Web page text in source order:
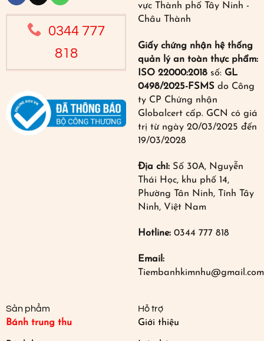
0344 777
818
vực Thành phố Tây Ninh -
Châu Thành
Giấy chứng nhận hệ thống
quản lý an toàn thực phẩm:
ISO 22000:2018 số: GL
0498/2025-FSMS do Công
ty CP Chứng nhận
Globalcert cấp. GCN có giá
trị từ ngày 20/03/2025 đến
19/03/2028
Địa chỉ: Số 30A, Nguyễn
Thái Học, khu phố 14,
Phường Tân Ninh, Tỉnh Tây
Ninh, Việt Nam
Hotline: 0344 777 818
Email:
Tiembanhkimnhu@gmail.com
Sản phẩm
Bánh trung thu
Hỗ trợ
Giới thiệu